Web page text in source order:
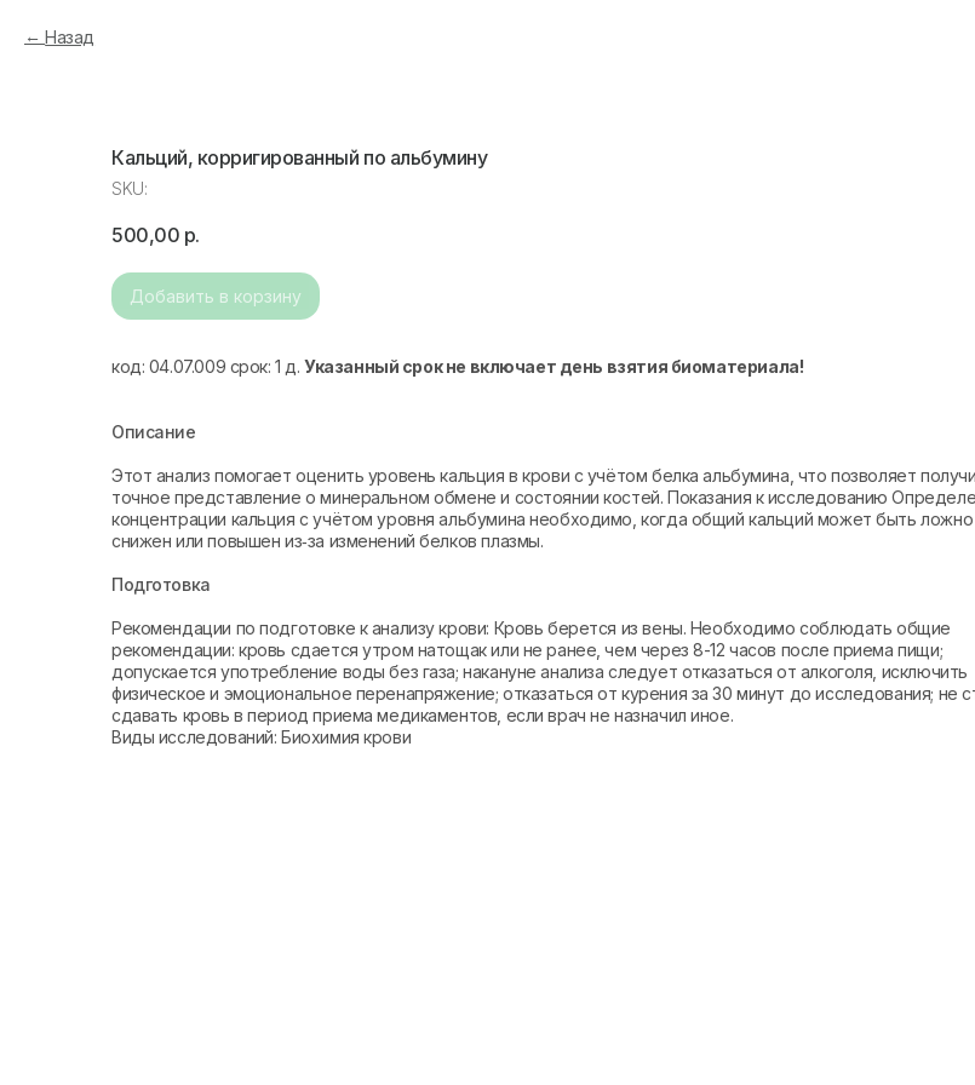
Назад
Кальций, корригированный по альбумину
SKU:
500,00 р.
Добавить в корзину
код: 04.07.009 срок: 1 д.Указанный срок не включает день взятия биоматериала!
Описание
Этот анализ помогает оценить уровень кальция в крови с учётом белка альбумина, что позволяет
точное представление о минеральном обмене и состоянии костей. Показания к исследованию
концентрации кальция с учётом уровня альбумина необходимо, когда общий кальций может быть ложно
снижен или повышен из‑за изменений белков плазмы.
Подготовка
Рекомендации по подготовке к анализу крови: Кровь берется из вены. Необходимо соблюдать общие
рекомендации: кровь сдается утром натощак или не ранее, чем через 8-12 часов после приема пищи;
допускается употребление воды без газа; накануне анализа следует отказаться от алкоголя, исключить
физическое и эмоциональное перенапряжение; отказаться от курения за 30 минут до исследования; не
сдавать кровь в период приема медикаментов, если врач не назначил иное.
Виды исследований: Биохимия крови